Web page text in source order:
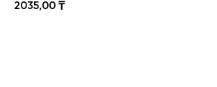
2035,00 ₸